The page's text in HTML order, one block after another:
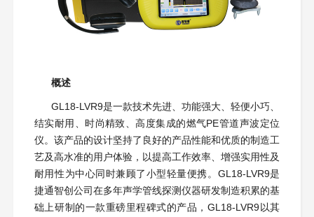
概述
GL18-LVR9是一款技术先进、功能强大、轻便小巧、
结实耐用、时尚精致、高度集成的燃气PE管道声波定位
仪。该产品的设计坚持了良好的产品性能和优质的制造工
艺及高水准的用户体验，以提高工作效率、增强实用性及
耐用性为中心同时兼顾了小型轻量便携。GL18-LVR9是
捷通智创公司在多年声学管线探测仪器研发制造积累的基
础上研制的一款重磅里程碑式的产品，GL18-LVR9以其